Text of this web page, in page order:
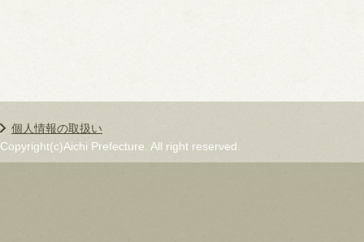
個人情報の取扱い
Copyright(c)Aichi Prefecture. All right reserved.